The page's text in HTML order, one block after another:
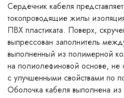
Сердечник кабеля
токопроводящие жилы
ПВХ пластиката. Поверх,
выпрессован заполнитель
выполненный из полимерной
на полиолефиновой основе,
с улучшенными свойствами по
Оболочка кабеля выполнена